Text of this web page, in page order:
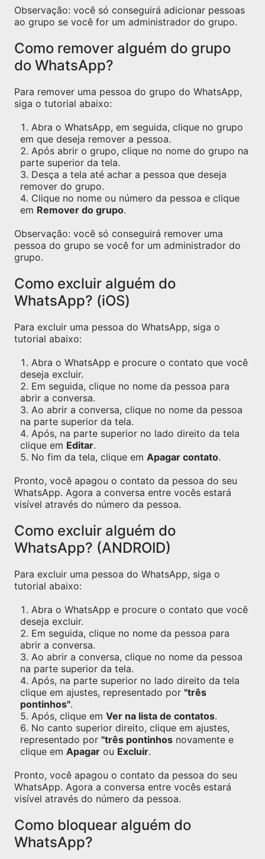
Observação: você só conseguirá adicionar pessoas
ao grupo se você for um administrador do grupo.
Como remover alguém do grupo
do WhatsApp?
Para remover uma pessoa do grupo do WhatsApp,
siga o tutorial abaixo:
Abra o WhatsApp, em seguida, clique no grupo
em que deseja remover a pessoa.
Após abrir o grupo, clique no nome do grupo na
parte superior da tela.
Desça a tela até achar a pessoa que deseja
remover do grupo.
Clique no nome ou número da pessoa e clique
em Remover do grupo.
Observação: você só conseguirá remover uma
pessoa do grupo se você for um administrador do
grupo.
Como excluir alguém do
WhatsApp? (iOS)
Para excluir uma pessoa do WhatsApp, siga o
tutorial abaixo:
Abra o WhatsApp e procure o contato que você
deseja excluir.
Em seguida, clique no nome da pessoa para
abrir a conversa.
Ao abrir a conversa, clique no nome da pessoa
na parte superior da tela.
Após, na parte superior no lado direito da tela
clique em Editar.
No fim da tela, clique em Apagar contato.
Pronto, você apagou o contato da pessoa do seu
WhatsApp. Agora a conversa entre vocês estará
visível através do número da pessoa.
Como excluir alguém do
WhatsApp? (ANDROID)
Para excluir uma pessoa do WhatsApp, siga o
tutorial abaixo:
Abra o WhatsApp e procure o contato que você
deseja excluir.
Em seguida, clique no nome da pessoa para
abrir a conversa.
Ao abrir a conversa, clique no nome da pessoa
na parte superior da tela.
Após, na parte superior no lado direito da tela
clique em ajustes, representado por "três
pontinhos".
Após, clique em Ver na lista de contatos.
No canto superior direito, clique em ajustes,
representado por "três pontinhos novamente e
clique em Apagar ou Excluir.
Pronto, você apagou o contato da pessoa do seu
WhatsApp. Agora a conversa entre vocês estará
visível através do número da pessoa.
Como bloquear alguém do
WhatsApp?